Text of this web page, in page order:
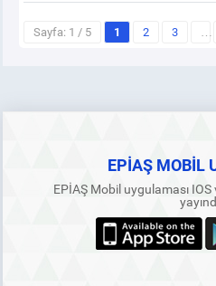
Sayfa: 1 / 5 1 2 3 …
EPİAŞ MOBİL
EPİAŞ Mobil uygulaması